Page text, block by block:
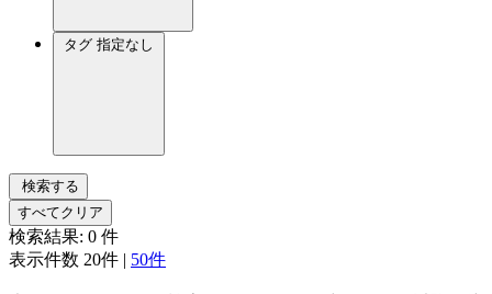
タグ 指定なし
検索する
すべてクリア
検索結果: 0 件
表示件数 20件 | 50件